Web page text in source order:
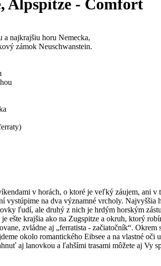
Alpspitze - Comfort
a najkrajšiu horu Nemecka,
zámok Neuschwanstein.
v horách, o ktoré je veľký záujem, ani v
vystúpime na dva významné vrcholy.
ľudí, ale druhý z nich je hrdým horským
ešte krajšia ako na Zugspitze a okruh, ktorý
zvládne aj „ferratista - začiatočník“.
okolo romantického Eibsee a na vlastné oči
aj lanovkou a ľahšími trasami môžete aj